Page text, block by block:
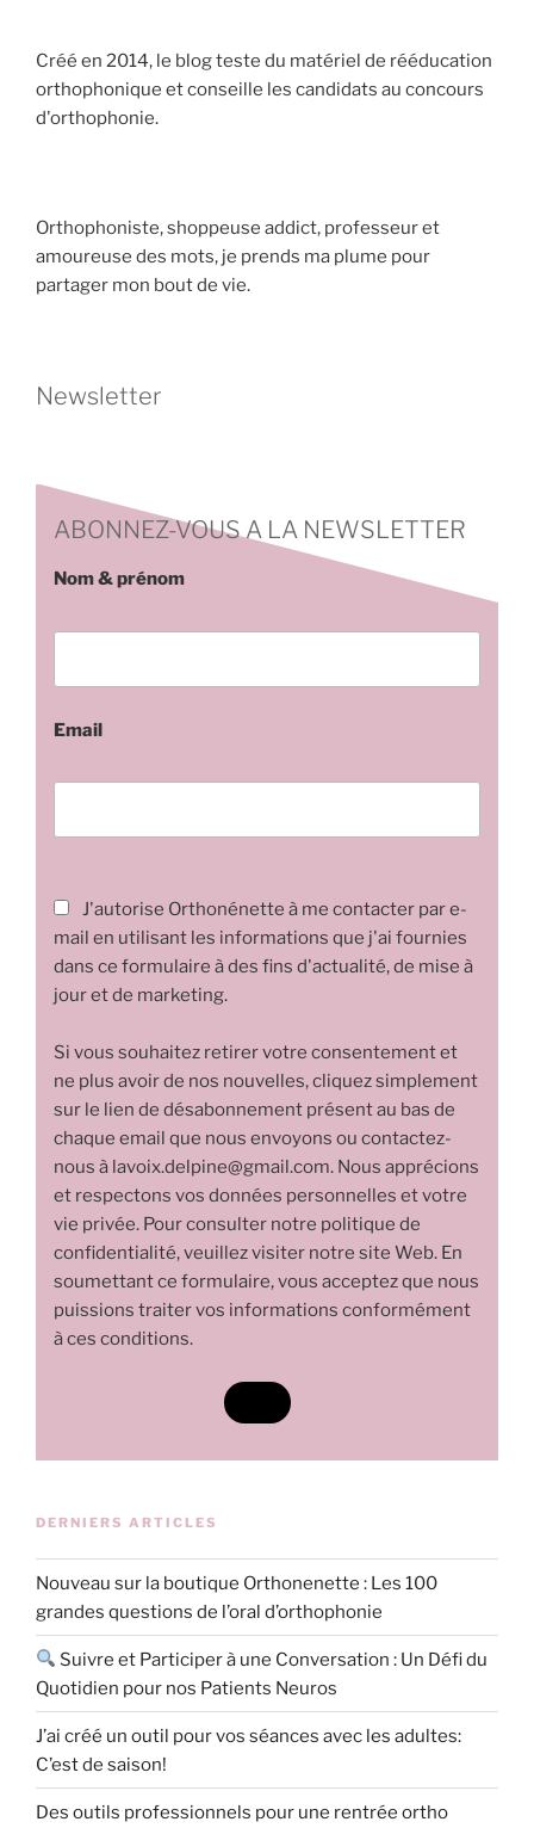
Créé en 2014, le blog teste du matériel de rééducation
orthophonique et conseille les candidats au concours
d'orthophonie.
Orthophoniste, shoppeuse addict, professeur et
amoureuse des mots, je prends ma plume pour
partager mon bout de vie.
Newsletter
ABONNEZ-VOUS A LA NEWSLETTER
Nom & prénom
Email
J'autorise Orthonénette à me contacter par e-
mail en utilisant les informations que j'ai fournies
dans ce formulaire à des fins d'actualité, de mise à
jour et de marketing.
Si vous souhaitez retirer votre consentement et
ne plus avoir de nos nouvelles, cliquez simplement
sur le lien de désabonnement présent au bas de
chaque email que nous envoyons ou contactez-
nous à lavoix.delpine@gmail.com. Nous apprécions
et respectons vos données personnelles et votre
vie privée. Pour consulter notre politique de
confidentialité, veuillez visiter notre site Web. En
soumettant ce formulaire, vous acceptez que nous
puissions traiter vos informations conformément
à ces conditions.
DERNIERS ARTICLES
Nouveau sur la boutique Orthonenette : Les 100
grandes questions de l’oral d’orthophonie
Suivre et Participer à une Conversation : Un Défi du
Quotidien pour nos Patients Neuros
J’ai créé un outil pour vos séances avec les adultes:
C’est de saison!
Des outils professionnels pour une rentrée ortho